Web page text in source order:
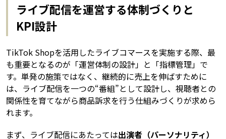
ライブ配信を運営する体制づくりと
KPI設計
TikTok Shopを活用したライブコマースを実施する際、最
も重要となるのが「運営体制の設計」と「指標管理」で
す。単発の施策ではなく、継続的に売上を伸ばすために
は、ライブ配信を一つの“番組”として設計し、視聴者との
関係性を育てながら商品訴求を行う仕組みづくりが求めら
れます。
まず、ライブ配信にあたっては出演者（パーソナリティ）